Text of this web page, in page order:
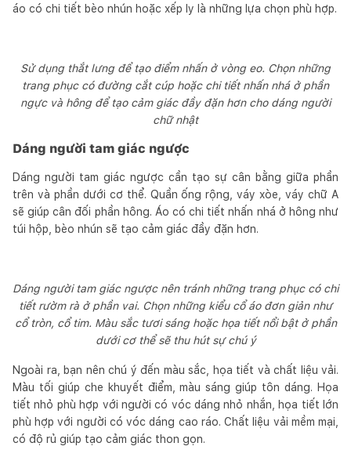
áo có chi tiết bèo nhún hoặc xếp ly là những lựa chọn phù hợp.
Sử dụng thắt lưng để tạo điểm nhấn ở vòng eo. Chọn những
trang phục có đường cắt cúp hoặc chi tiết nhấn nhá ở phần
ngực và hông để tạo cảm giác đầy đặn hơn cho dáng người
chữ nhật
Dáng người tam giác ngược
Dáng người tam giác ngược cần tạo sự cân bằng giữa phần
trên và phần dưới cơ thể. Quần ống rộng, váy xòe, váy chữ A
sẽ giúp cân đối phần hông. Áo có chi tiết nhấn nhá ở hông như
túi hộp, bèo nhún sẽ tạo cảm giác đầy đặn hơn.
Dáng người tam giác ngược nên tránh những trang phục có chi
tiết rườm rà ở phần vai. Chọn những kiểu cổ áo đơn giản như
cổ tròn, cổ tim. Màu sắc tươi sáng hoặc họa tiết nổi bật ở phần
dưới cơ thể sẽ thu hút sự chú ý
Ngoài ra, bạn nên chú ý đến màu sắc, họa tiết và chất liệu vải.
Màu tối giúp che khuyết điểm, màu sáng giúp tôn dáng. Họa
tiết nhỏ phù hợp với người có vóc dáng nhỏ nhắn, họa tiết lớn
phù hợp với người có vóc dáng cao ráo. Chất liệu vải mềm mại,
có độ rủ giúp tạo cảm giác thon gọn.